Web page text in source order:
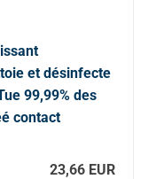
et désinfecte
99,99% des
contact
23,66 EUR